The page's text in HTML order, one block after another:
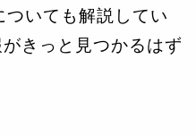
ついても解説してい
きっと見つかるはず